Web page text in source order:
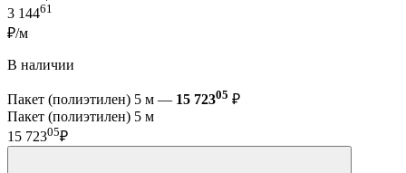
3 14461
₽/м
В наличии
Пакет (полиэтилен) 5 м — 15 72305 ₽
Пакет (полиэтилен) 5 м
15 72305₽